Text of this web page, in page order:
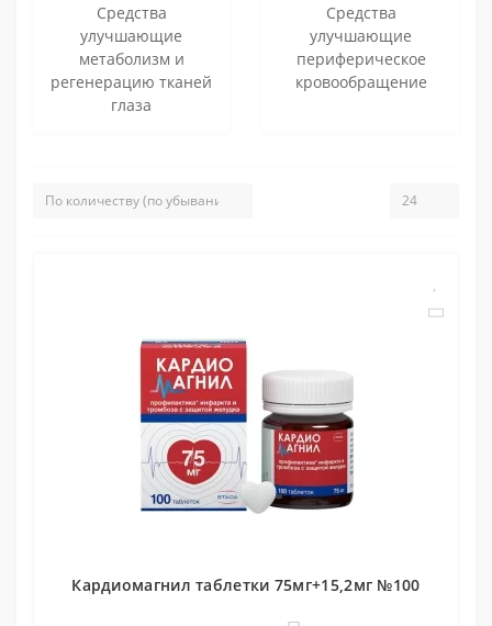
Средства
улучшающие
метаболизм и
регенерацию тканей
глаза
Средства
улучшающие
периферическое
кровообращение
Кардиомагнил таблетки 75мг+15,2мг №100